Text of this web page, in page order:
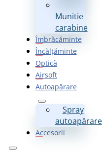
Munitie
carabine
Îmbrăcăminte
Încălțăminte
Optică
Airsoft
Autoapărare
Spray
autoapărare
Accesorii